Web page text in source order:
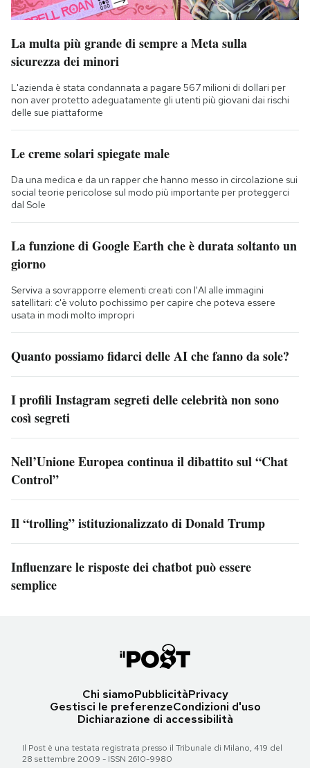
La multa più grande di sempre a Meta sulla
sicurezza dei minori
L'azienda è stata condannata a pagare 567 milioni di dollari per
non aver protetto adeguatamente gli utenti più giovani dai rischi
delle sue piattaforme
Le creme solari spiegate male
Da una medica e da un rapper che hanno messo in circolazione sui
social teorie pericolose sul modo più importante per proteggerci
dal Sole
La funzione di Google Earth che è durata soltanto un
giorno
Serviva a sovrapporre elementi creati con l'AI alle immagini
satellitari: c'è voluto pochissimo per capire che poteva essere
usata in modi molto impropri
Quanto possiamo fidarci delle AI che fanno da sole?
I profili Instagram segreti delle celebrità non sono
così segreti
Nell’Unione Europea continua il dibattito sul “Chat
Control”
Il “trolling” istituzionalizzato di Donald Trump
Influenzare le risposte dei chatbot può essere
semplice
Chi siamoPubblicitàPrivacy
Gestisci le preferenzeCondizioni d'uso
Dichiarazione di accessibilità
Il Post è una testata registrata presso il Tribunale di Milano, 419 del
28 settembre 2009 - ISSN 2610-9980